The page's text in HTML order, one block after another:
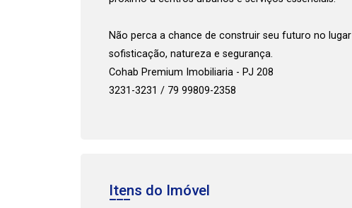
Não perca a chance de construir seu futuro no
sofisticação, natureza e segurança.
Cohab Premium Imobiliaria - PJ 208
3231-3231 / 79 99809-2358
Itens do Imóvel